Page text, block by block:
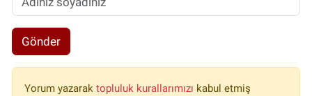
Gönder
Yorum yazarak topluluk kurallarımızı kabul etmiş